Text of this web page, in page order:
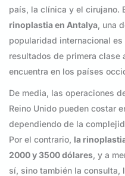
país, la clínica y el cirujano.
rinoplastia en Antalya, una
popularidad internacional
resultados de primera clase
encuentra en los países
De media, las operaciones
Reino Unido pueden costar
dependiendo de la
Por el contrario, la
2000 y 3500 dólares, y a
sí, sino también la consulta,